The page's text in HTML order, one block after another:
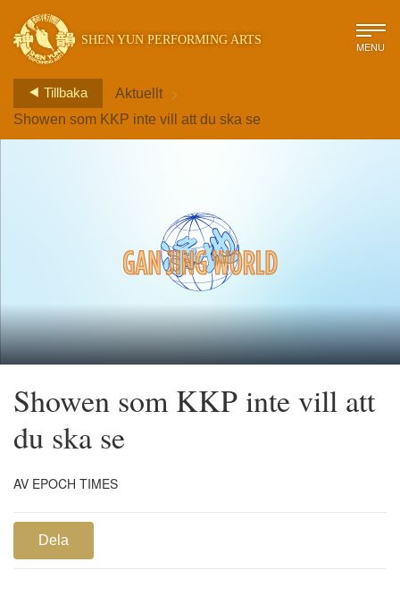
SHEN YUN PERFORMING ARTS MENU
Tillbaka Aktuellt >
Showen som KKP inte vill att du ska se
Showen som KKP inte vill att
du ska se
AV EPOCH TIMES
Dela